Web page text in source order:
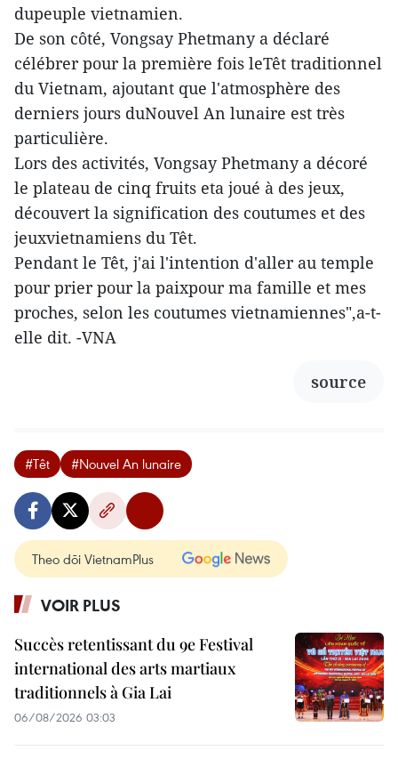
dupeuple vietnamien.
De son côté, Vongsay Phetmany a déclaré
célébrer pour la première fois leTêt traditionnel
du Vietnam, ajoutant que l'atmosphère des
derniers jours duNouvel An lunaire est très
particulière.
Lors des activités, Vongsay Phetmany a décoré
le plateau de cinq fruits eta joué à des jeux,
découvert la signification des coutumes et des
jeuxvietnamiens du Têt.
Pendant le Têt, j'ai l'intention d'aller au temple
pour prier pour la paixpour ma famille et mes
proches, selon les coutumes vietnamiennes",a-t-
elle dit. -VNA
source
#Têt #Nouvel An lunaire
Theo dõi VietnamPlus
VOIR PLUS
Succès retentissant du 9e Festival
international des arts martiaux
traditionnels à Gia Lai
06/08/2026 03:03